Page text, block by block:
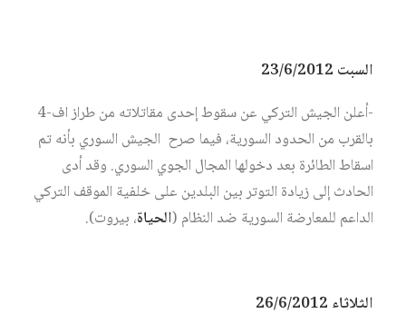
السبت 23/6/2012
-أعلن الجيش التركي عن سقوط إحدى مقاتلاته من طراز اف-4
بالقرب من الحدود السورية، فيما صرح الجيش السوري بأنه تم
اسقاط الطائرة بعد دخولها المجال الجوي السوري. وقد أدى
الحادث إلى زيادة التوتر بين البلدين على خلفية الموقف التركي
الداعم للمعارضة السورية ضد النظام (الحياة، بيروت).
الثلاثاء 26/6/2012